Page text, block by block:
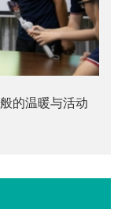
的温暖与活动